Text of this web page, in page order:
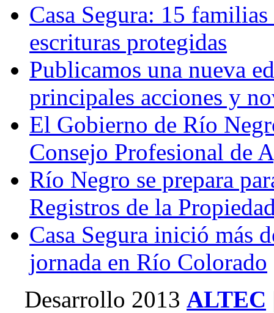
Casa Segura: 15
escrituras protegidas
Publicamos una nueva
principales acciones y
El Gobierno de Río
Consejo Profesional de
Río Negro se prepara
Registros de la
Casa Segura inició más
jornada en Río Colorado
Desarrollo 2013 ALTEC